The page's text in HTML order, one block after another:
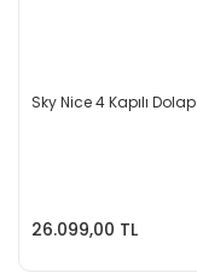
Sky Nice 4 Kapılı Dolap
26.099,00 TL